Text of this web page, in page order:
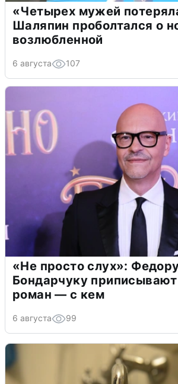
«Четырех мужей
Шаляпин проболтался о
возлюбленной
6 августа 107
«Не просто слух»:
Бондарчуку
роман — с кем
6 августа 99